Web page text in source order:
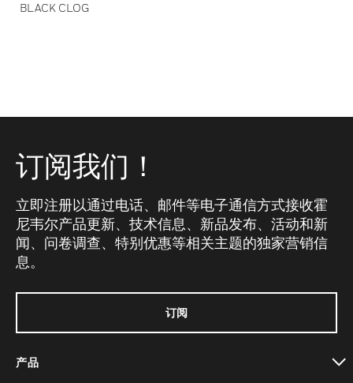
BLACK CLOG
订阅我们！
立即注册以通过电话、邮件等电子通信方式接收霍
尼韦尔产品更新、技术信息、新品发布、活动和新
闻、问卷调查、特别优惠等相关主题的独家营销信
息。
订阅
产品